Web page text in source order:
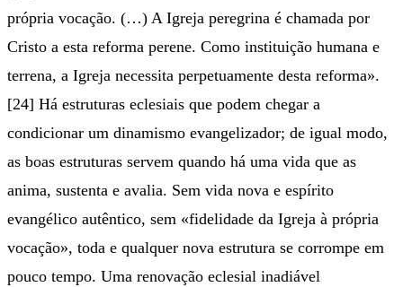
própria vocação. (…) A Igreja peregrina é chamada por
Cristo a esta reforma perene. Como instituição humana e
terrena, a Igreja necessita perpetuamente desta reforma».
[24] Há estruturas eclesiais que podem chegar a
condicionar um dinamismo evangelizador; de igual modo,
as boas estruturas servem quando há uma vida que as
anima, sustenta e avalia. Sem vida nova e espírito
evangélico autêntico, sem «fidelidade da Igreja à própria
vocação», toda e qualquer nova estrutura se corrompe em
pouco tempo. Uma renovação eclesial inadiável